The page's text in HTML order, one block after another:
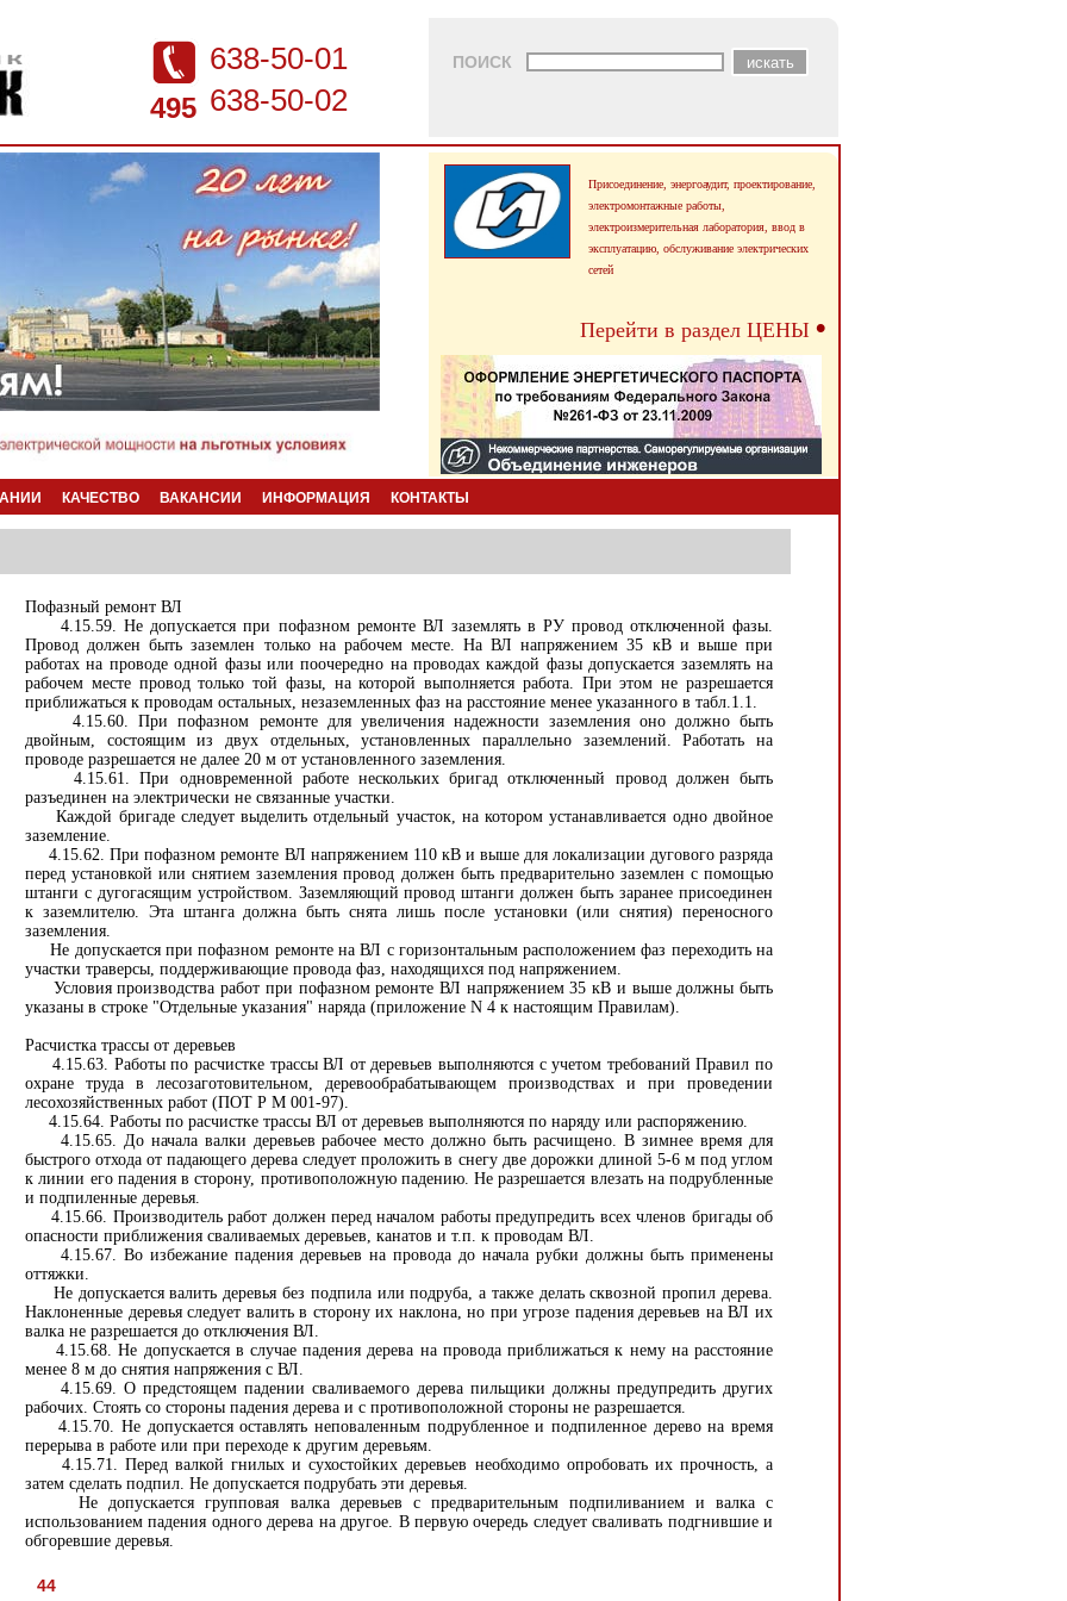
495
638-50-01
638-50-02
ПОИСК
Присоединение, энергоаудит, проектирование,
электромонтажные работы,
электроизмерительная лаборатория, ввод в
эксплуатацию, обслуживание электрических
сетей
Перейти в раздел ЦЕНЫ •
КАЧЕСТВО ВАКАНСИИ ИНФОРМАЦИЯ КОНТАКТЫ
Пофазный ремонт ВЛ
4.15.59. Не допускается при пофазном ремонте ВЛ заземлять в РУ провод отключенной фазы.
Провод должен быть заземлен только на рабочем месте. На ВЛ напряжением 35 кВ и выше при
работах на проводе одной фазы или поочередно на проводах каждой фазы допускается заземлять на
рабочем месте провод только той фазы, на которой выполняется работа. При этом не разрешается
приближаться к проводам остальных, незаземленных фаз на расстояние менее указанного в табл.1.1.
4.15.60. При пофазном ремонте для увеличения надежности заземления оно должно быть
двойным, состоящим из двух отдельных, установленных параллельно заземлений. Работать на
проводе разрешается не далее 20 м от установленного заземления.
4.15.61. При одновременной работе нескольких бригад отключенный провод должен быть
разъединен на электрически не связанные участки.
Каждой бригаде следует выделить отдельный участок, на котором устанавливается одно двойное
заземление.
4.15.62. При пофазном ремонте ВЛ напряжением 110 кВ и выше для локализации дугового разряда
перед установкой или снятием заземления провод должен быть предварительно заземлен с помощью
штанги с дугогасящим устройством. Заземляющий провод штанги должен быть заранее присоединен
к заземлителю. Эта штанга должна быть снята лишь после установки (или снятия) переносного
заземления.
Не допускается при пофазном ремонте на ВЛ с горизонтальным расположением фаз переходить на
участки траверсы, поддерживающие провода фаз, находящихся под напряжением.
Условия производства работ при пофазном ремонте ВЛ напряжением 35 кВ и выше должны быть
указаны в строке "Отдельные указания" наряда (приложение N 4 к настоящим Правилам).
Расчистка трассы от деревьев
4.15.63. Работы по расчистке трассы ВЛ от деревьев выполняются с учетом требований Правил по
охране труда в лесозаготовительном, деревообрабатывающем производствах и при проведении
лесохозяйственных работ (ПОТ Р М 001-97).
4.15.64. Работы по расчистке трассы ВЛ от деревьев выполняются по наряду или распоряжению.
4.15.65. До начала валки деревьев рабочее место должно быть расчищено. В зимнее время для
быстрого отхода от падающего дерева следует проложить в снегу две дорожки длиной 5-6 м под углом
к линии его падения в сторону, противоположную падению. Не разрешается влезать на подрубленные
и подпиленные деревья.
4.15.66. Производитель работ должен перед началом работы предупредить всех членов бригады об
опасности приближения сваливаемых деревьев, канатов и т.п. к проводам ВЛ.
4.15.67. Во избежание падения деревьев на провода до начала рубки должны быть применены
оттяжки.
Не допускается валить деревья без подпила или подруба, а также делать сквозной пропил дерева.
Наклоненные деревья следует валить в сторону их наклона, но при угрозе падения деревьев на ВЛ их
валка не разрешается до отключения ВЛ.
4.15.68. Не допускается в случае падения дерева на провода приближаться к нему на расстояние
менее 8 м до снятия напряжения с ВЛ.
4.15.69. О предстоящем падении сваливаемого дерева пильщики должны предупредить других
рабочих. Стоять со стороны падения дерева и с противоположной стороны не разрешается.
4.15.70. Не допускается оставлять неповаленным подрубленное и подпиленное дерево на время
перерыва в работе или при переходе к другим деревьям.
4.15.71. Перед валкой гнилых и сухостойких деревьев необходимо опробовать их прочность, а
затем сделать подпил. Не допускается подрубать эти деревья.
Не допускается групповая валка деревьев с предварительным подпиливанием и валка с
использованием падения одного дерева на другое. В первую очередь следует сваливать подгнившие и
обгоревшие деревья.
44